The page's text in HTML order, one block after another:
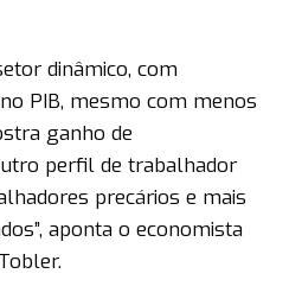
dinâmico, com
PIB, mesmo com menos
ganho de
perfil de trabalhador
precários e mais
aponta o economista